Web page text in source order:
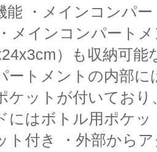
能 ・メインコンパ
メインコンパート
）も収納可
ートメントの内部
ケットが付いてお
にはボトル用ポケ
ト付き ・外部から